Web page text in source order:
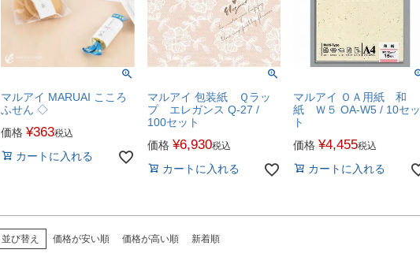
マルアイ MARUAI こころ
ふせん ◇
価格 ¥363税込
カートに入れる
マルアイ 包装紙 Ｑラッ
プ エレガンス Q-27 /
100セット
価格 ¥6,930税込
カートに入れる
マルアイ ＯＡ用紙 和
紙 Ｗ５ OA-W5 / 10セッ
ト
価格 ¥4,455税込
カートに入れる
並び替え 価格が安い順 価格が高い順 新着順